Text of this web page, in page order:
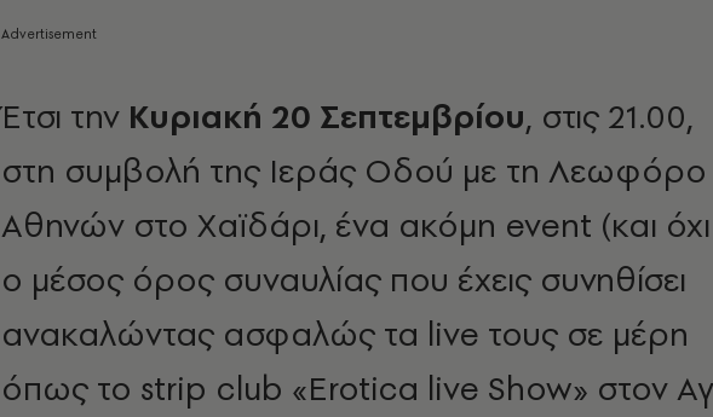
Έτσι την Κυριακή 20 Σεπτεμβρίου, στις 21.00,
στη συμβολή της Ιεράς Οδού με τη Λεωφόρο
Αθηνών στο Χαϊδάρι, ένα ακόμη event (και όχι
ο μέσος όρος συναυλίας που έχεις συνηθίσει
ανακαλώντας ασφαλώς τα live τους σε μέρη
όπως το strip club «Erotica live Show» στον